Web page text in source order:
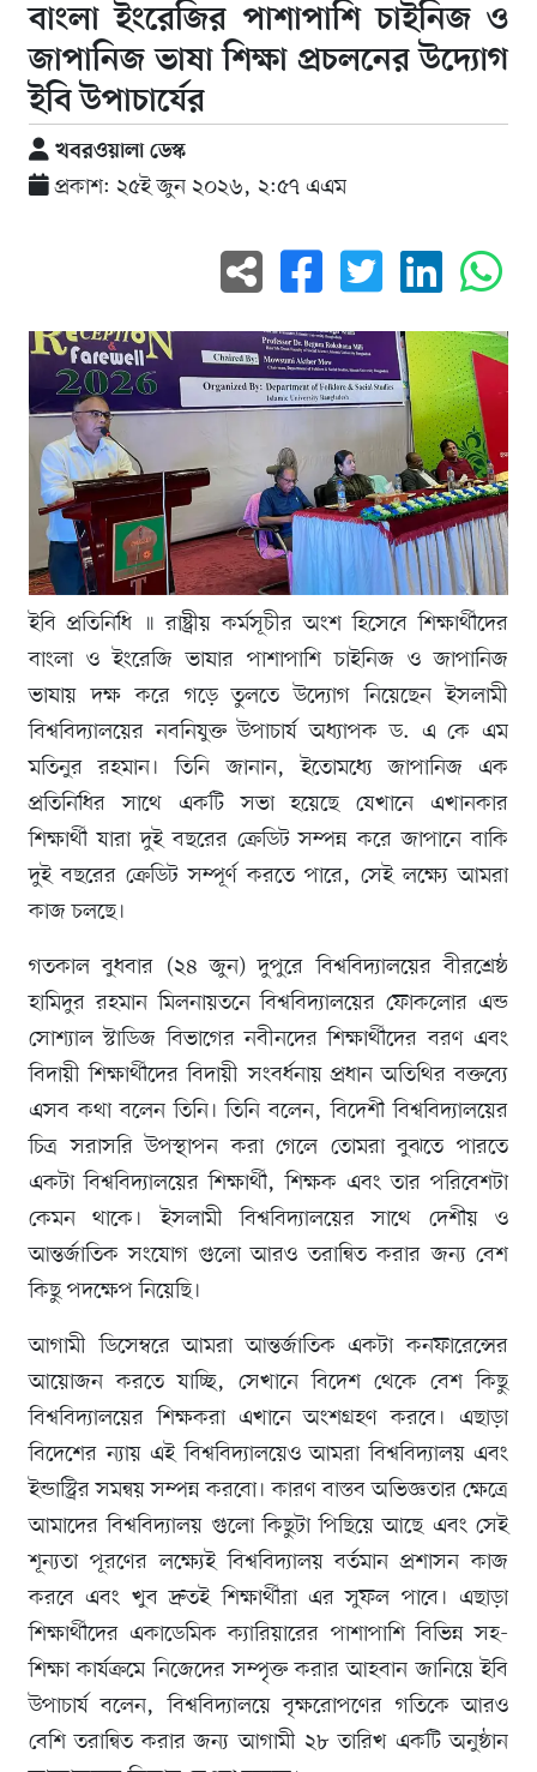
বাংলা ইংরেজির পাশাপাশি চাইনিজ ও
জাপানিজ ভাষা শিক্ষা প্রচলনের উদ্যোগ
ইবি উপাচার্যের
খবরওয়ালা ডেস্ক
প্রকাশ: ২৫ই জুন ২০২৬, ২:৫৭ এএম
ইবি প্রতিনিধি ॥ রাষ্ট্রীয় কর্মসূচীর অংশ হিসেবে শিক্ষার্থীদের
বাংলা ও ইংরেজি ভাষার পাশাপাশি চাইনিজ ও জাপানিজ
ভাষায় দক্ষ করে গড়ে তুলতে উদ্যোগ নিয়েছেন ইসলামী
বিশ্ববিদ্যালয়ের নবনিযুক্ত উপাচার্য অধ্যাপক ড. এ কে এম
মতিনুর রহমান। তিনি জানান, ইতোমধ্যে জাপানিজ এক
প্রতিনিধির সাথে একটি সভা হয়েছে যেখানে এখানকার
শিক্ষার্থী যারা দুই বছরের ক্রেডিট সম্পন্ন করে জাপানে বাকি
দুই বছরের ক্রেডিট সম্পূর্ণ করতে পারে, সেই লক্ষ্যে আমরা
কাজ চলছে।
গতকাল বুধবার (২৪ জুন) দুপুরে বিশ্ববিদ্যালয়ের বীরশ্রেষ্ঠ
হামিদুর রহমান মিলনায়তনে বিশ্ববিদ্যালয়ের ফোকলোর এন্ড
সোশ্যাল স্টাডিজ বিভাগের নবীনদের শিক্ষার্থীদের বরণ এবং
বিদায়ী শিক্ষার্থীদের বিদায়ী সংবর্ধনায় প্রধান অতিথির বক্তব্যে
এসব কথা বলেন তিনি। তিনি বলেন, বিদেশী বিশ্ববিদ্যালয়ের
চিত্র সরাসরি উপস্থাপন করা গেলে তোমরা বুঝতে পারতে
একটা বিশ্ববিদ্যালয়ের শিক্ষার্থী, শিক্ষক এবং তার পরিবেশটা
কেমন থাকে। ইসলামী বিশ্ববিদ্যালয়ের সাথে দেশীয় ও
আন্তর্জাতিক সংযোগ গুলো আরও তরান্বিত করার জন্য বেশ
কিছু পদক্ষেপ নিয়েছি।
আগামী ডিসেম্বরে আমরা আন্তর্জাতিক একটা কনফারেন্সের
আয়োজন করতে যাচ্ছি, সেখানে বিদেশ থেকে বেশ কিছু
বিশ্ববিদ্যালয়ের শিক্ষকরা এখানে অংশগ্রহণ করবে। এছাড়া
বিদেশের ন্যায় এই বিশ্ববিদ্যালয়েও আমরা বিশ্ববিদ্যালয় এবং
ইন্ডাস্ট্রির সমন্বয় সম্পন্ন করবো। কারণ বাস্তব অভিজ্ঞতার ক্ষেত্রে
আমাদের বিশ্ববিদ্যালয় গুলো কিছুটা পিছিয়ে আছে এবং সেই
শূন্যতা পূরণের লক্ষ্যেই বিশ্ববিদ্যালয় বর্তমান প্রশাসন কাজ
করবে এবং খুব দ্রুতই শিক্ষার্থীরা এর সুফল পাবে। এছাড়া
শিক্ষার্থীদের একাডেমিক ক্যারিয়ারের পাশাপাশি বিভিন্ন সহ-
শিক্ষা কার্যক্রমে নিজেদের সম্পৃক্ত করার আহবান জানিয়ে ইবি
উপাচার্য বলেন, বিশ্ববিদ্যালয়ে বৃক্ষরোপণের গতিকে আরও
বেশি তরান্বিত করার জন্য আগামী ২৮ তারিখ একটি অনুষ্ঠান